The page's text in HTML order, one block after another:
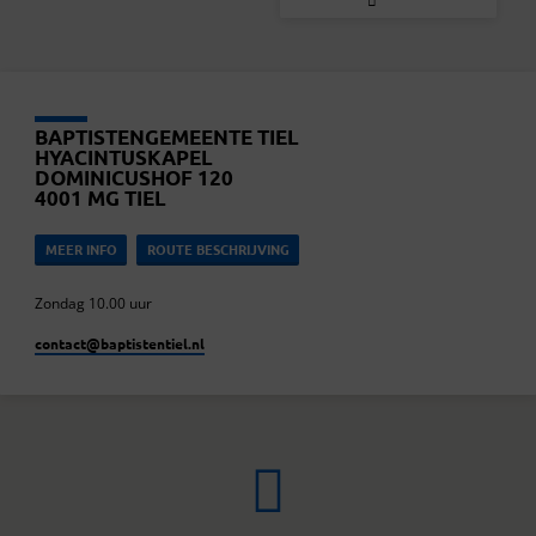
BAPTISTENGEMEENTE TIEL
HYACINTUSKAPEL
DOMINICUSHOF 120
4001 MG TIEL
MEER INFO ROUTE BESCHRIJVING
Zondag 10.00 uur
contact​@baptistentiel.nl